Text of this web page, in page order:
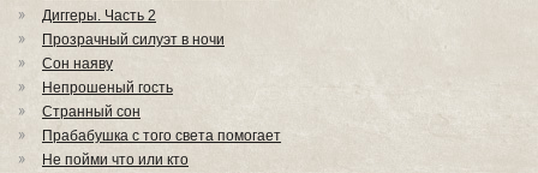
Диггеры. Часть 2
Прозрачный силуэт в ночи
Сон наяву
Непрошеный гость
Странный сон
Прабабушка с того света помогает
Не пойми что или кто